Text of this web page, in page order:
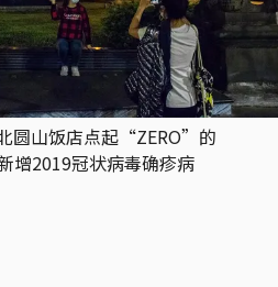
圆山饭店点起“ZERO”的
增2019冠状病毒确疹病